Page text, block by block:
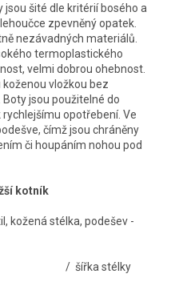
jsou šité dle kritérií bosého a
zpevněný opatek.
nezávadných materiálů.
termoplastického
velmi dobrou ohebnost.
vložkou bez
jsou použitelné do
opotřebení. Ve
čímž jsou chráněny
či houpáním nohou pod
kotník
kožená stélka, podešev -
/ šířka stélky